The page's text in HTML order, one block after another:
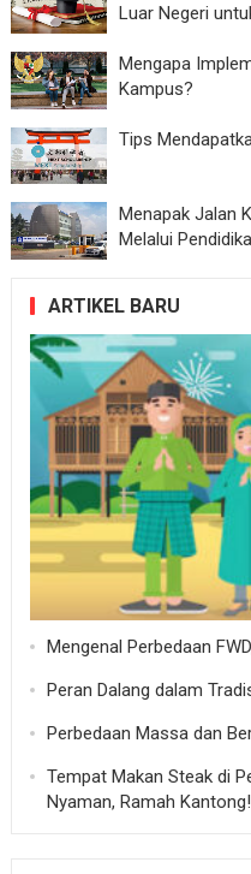
Luar Negeri
Mengapa
Kampus?
Tips
Menapak Jalan
Melalui
ARTIKEL BARU
Mengenal Perbedaan
Peran Dalang dalam
Perbedaan Massa dan
Tempat Makan Steak di
Nyaman, Ramah Kantong!